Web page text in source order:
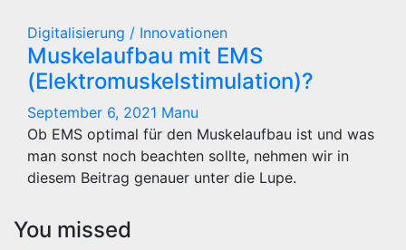
Digitalisierung / Innovationen
Muskelaufbau mit EMS
(Elektromuskelstimulation)?
September 6, 2021 Manu
Ob EMS optimal für den Muskelaufbau ist und was
man sonst noch beachten sollte, nehmen wir in
diesem Beitrag genauer unter die Lupe.
You missed